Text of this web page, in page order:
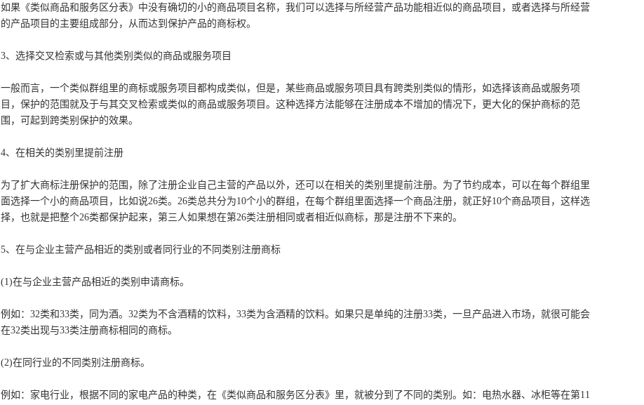
如果《类似商品和服务区分表》中没有确切的小的商品项目名称，我们可以选择与所经营产品功能相近似的商品项目，或者选择与所经营
的产品项目的主要组成部分，从而达到保护产品的商标权。
3、选择交叉检索或与其他类别类似的商品或服务项目
一般而言，一个类似群组里的商标或服务项目都构成类似，但是，某些商品或服务项目具有跨类别类似的情形，如选择该商品或服务项
目，保护的范围就及于与其交叉检索或类似的商品或服务项目。这种选择方法能够在注册成本不增加的情况下，更大化的保护商标的范
围，可起到跨类别保护的效果。
4、在相关的类别里提前注册
为了扩大商标注册保护的范围，除了注册企业自己主营的产品以外，还可以在相关的类别里提前注册。为了节约成本，可以在每个群组里
面选择一个小的商品项目，比如说26类。26类总共分为10个小的群组，在每个群组里面选择一个商品注册，就正好10个商品项目，这样选
择，也就是把整个26类都保护起来，第三人如果想在第26类注册相同或者相近似商标，那是注册不下来的。
5、在与企业主营产品相近的类别或者同行业的不同类别注册商标
(1)在与企业主营产品相近的类别申请商标。
例如：32类和33类，同为酒。32类为不含酒精的饮料，33类为含酒精的饮料。如果只是单纯的注册33类，一旦产品进入市场，就很可能会
在32类出现与33类注册商标相同的商标。
(2)在同行业的不同类别注册商标。
例如：家电行业，根据不同的家电产品的种类，在《类似商品和服务区分表》里，就被分到了不同的类别。如：电热水器、冰柜等在第11